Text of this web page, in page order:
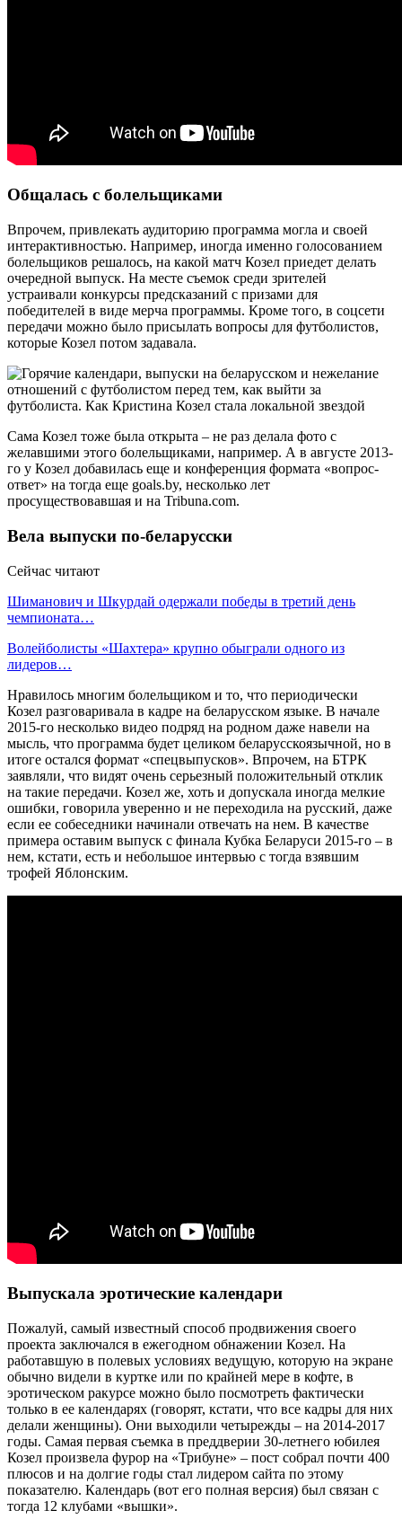
Общалась с болельщиками
Впрочем, привлекать аудиторию программа могла и своей
интерактивностью. Например, иногда именно голосованием
болельщиков решалось, на какой матч Козел приедет делать
очередной выпуск. На месте съемок среди зрителей
устраивали конкурсы предсказаний с призами для
победителей в виде мерча программы. Кроме того, в соцсети
передачи можно было присылать вопросы для футболистов,
которые Козел потом задавала.
Сама Козел тоже была открыта – не раз делала фото с
желавшими этого болельщиками, например. А в августе 2013-
го у Козел добавилась еще и конференция формата «вопрос-
ответ» на тогда еще goals.by, несколько лет
просуществовавшая и на Tribuna.com.
Вела выпуски по-беларусски
Сейчас читают
Шиманович и Шкурдай одержали победы в третий день
чемпионата…
Волейболисты «Шахтера» крупно обыграли одного из
лидеров…
Нравилось многим болельщиком и то, что периодически
Козел разговаривала в кадре на беларусском языке. В начале
2015-го несколько видео подряд на родном даже навели на
мысль, что программа будет целиком беларусскоязычной, но в
итоге остался формат «спецвыпусков». Впрочем, на БТРК
заявляли, что видят очень серьезный положительный отклик
на такие передачи. Козел же, хоть и допускала иногда мелкие
ошибки, говорила уверенно и не переходила на русский, даже
если ее собеседники начинали отвечать на нем. В качестве
примера оставим выпуск с финала Кубка Беларуси 2015-го – в
нем, кстати, есть и небольшое интервью с тогда взявшим
трофей Яблонским.
Выпускала эротические календари
Пожалуй, самый известный способ продвижения своего
проекта заключался в ежегодном обнажении Козел. На
работавшую в полевых условиях ведущую, которую на экране
обычно видели в куртке или по крайней мере в кофте, в
эротическом ракурсе можно было посмотреть фактически
только в ее календарях (говорят, кстати, что все кадры для них
делали женщины). Они выходили четырежды – на 2014-2017
годы. Самая первая съемка в преддверии 30-летнего юбилея
Козел произвела фурор на «Трибуне» – пост собрал почти 400
плюсов и на долгие годы стал лидером сайта по этому
показателю. Календарь (вот его полная версия) был связан с
тогда 12 клубами «вышки».